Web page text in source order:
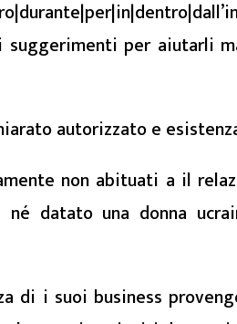
suggerimenti per
autorizzato e
non abituati a il
datato una donna
i suoi business